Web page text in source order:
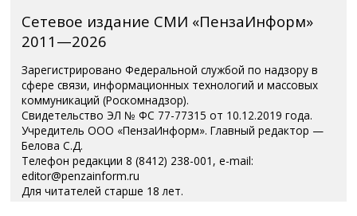
Сетевое издание СМИ «ПензаИнформ»
2011—2026
Зарегистрировано Федеральной службой по надзору в
сфере связи, информационных технологий и массовых
коммуникаций (Роскомнадзор).
Свидетельство ЭЛ № ФС 77-77315 от 10.12.2019 года.
Учредитель ООО «ПензаИнформ». Главный редактор —
Белова С.Д.
Телефон редакции 8 (8412) 238-001, e-mail:
editor@penzainform.ru
Для читателей старше 18 лет.